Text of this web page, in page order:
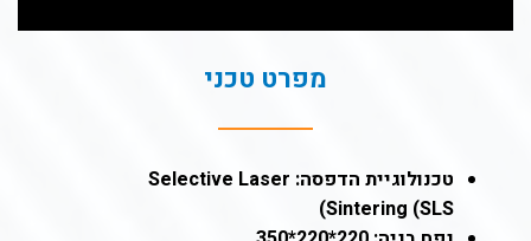
מפרט טכני
טכנולוגיית הדפסה: Selective Laser
Sintering (SLS)